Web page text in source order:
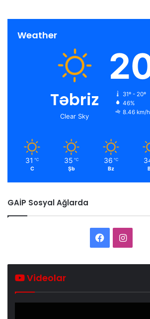
Weather
Təbriz
Clear Sky
31º - 20º
46%
8.46 km/h
31 ℃
C
35 ℃
Şb
36 ℃
Bz
GAİP Sosyal Ağlarda
Facebook
Videolar